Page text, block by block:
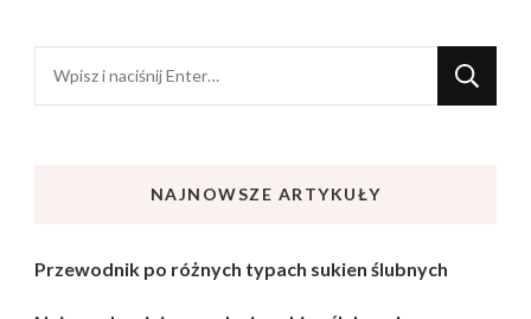
czegoś?
NAJNOWSZE ARTYKUŁY
Przewodnik po różnych typach sukien ślubnych